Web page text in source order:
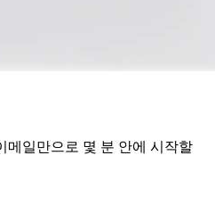
메일만으로 몇 분 안에 시작할